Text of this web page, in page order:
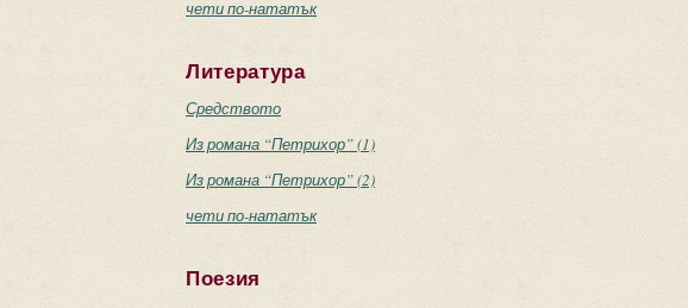
чети по-нататък
Литература
Средството
Из романа “Петрихор” (1)
Из романа “Петрихор” (2)
чети по-нататък
Поезия